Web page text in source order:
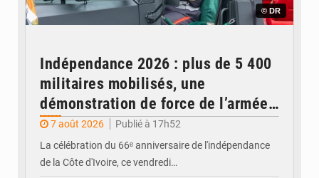
© DR
Indépendance 2026 : plus de 5 400
militaires mobilisés, une
démonstration de force de l’armée
ivoirienne à Yopougon
7 août 2026
Publié à 17h52
La célébration du 66ᵉ anniversaire de l'indépendance
de la Côte d'Ivoire, ce vendredi…